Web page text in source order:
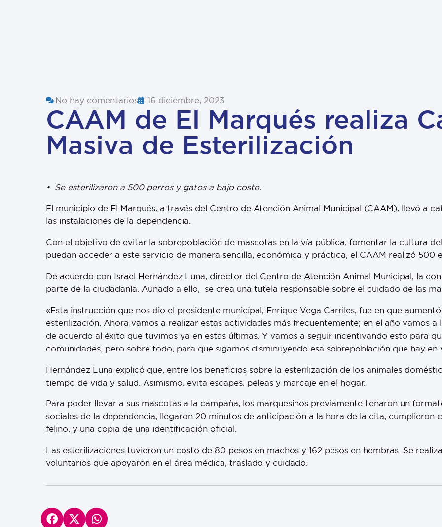
No hay comentarios 16 diciembre, 2023
CAAM de El Marqués realiza
Masiva de Esterilización
• Se esterilizaron a 500 perros y gatos a bajo costo.
El municipio de El Marqués, a través del Centro de Atención Animal Municipal (CAAM), llevó a
las instalaciones de la dependencia.
Con el objetivo de evitar la sobrepoblación de mascotas en la vía pública, fomentar la cultura
puedan acceder a este servicio de manera sencilla, económica y práctica, el CAAM realizó 500
De acuerdo con Israel Hernández Luna, director del Centro de Atención Animal Municipal, la
parte de la ciudadanía. Aunado a ello, se crea una tutela responsable sobre el cuidado de las
«Esta instrucción que nos dio el presidente municipal, Enrique Vega Carriles, fue en que
esterilización. Ahora vamos a realizar estas actividades más frecuentemente; en el año vamos
de acuerdo al éxito que tuvimos ya en estas últimas. Y vamos a seguir incentivando esto para
comunidades, pero sobre todo, para que sigamos disminuyendo esa sobrepoblación que hay en
Hernández Luna explicó que, entre los beneficios sobre la esterilización de los animales
tiempo de vida y salud. Asimismo, evita escapes, peleas y marcaje en el hogar.
Para poder llevar a sus mascotas a la campaña, los marquesinos previamente llenaron un
sociales de la dependencia, llegaron 20 minutos de anticipación a la hora de la cita, cumplieron
felino, y una copia de una identificación oficial.
Las esterilizaciones tuvieron un costo de 80 pesos en machos y 162 pesos en hembras. Se
voluntarios que apoyaron en el área médica, traslado y cuidado.